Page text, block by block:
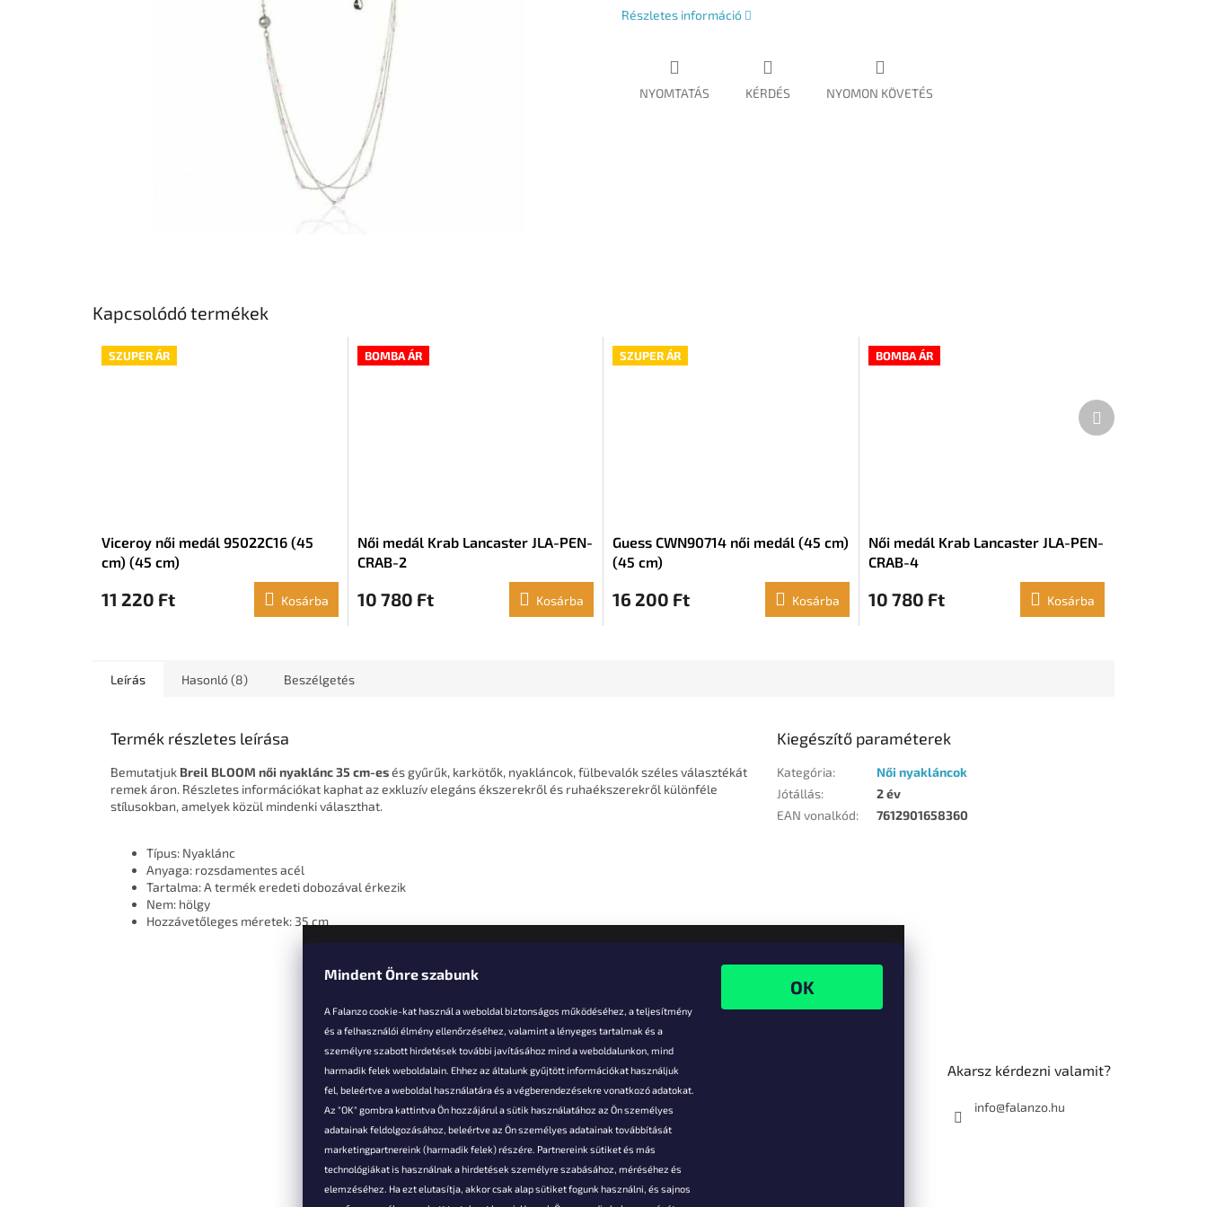
Mindent Önre szabunk
A Falanzo cookie-kat használ a weboldal biztonságos működéséhez, a teljesítmény
és a felhasználói élmény ellenőrzéséhez, valamint a lényeges tartalmak és a
személyre szabott hirdetések további javításához mind a weboldalunkon, mind
harmadik felek weboldalain. Ehhez az általunk gyűjtött információkat használjuk
fel, beleértve a weboldal használatára és a végberendezésekre vonatkozó adatokat.
Az "OK" gombra kattintva Ön hozzájárul a sütik használatához az Ön személyes
adatainak feldolgozásához, beleértve az Ön személyes adatainak továbbítását
marketingpartnereink (harmadik felek) részére. Partnereink sütiket és más
technológiákat is használnak a hirdetések személyre szabásához, méréséhez és
elemzéséhez. Ha ezt elutasítja, akkor csak alap sütiket fogunk használni, és sajnos
Részletes információ
NYOMTATÁS KÉRDÉS NYOMON KÖVETÉS
Kapcsolódó termékek
SZUPER ÁR
Viceroy női medál 95022C16 (45
cm) (45 cm)
11 220 Ft Kosárba
BOMBA ÁR
Női medál Krab Lancaster JLA-PEN-
CRAB-2
10 780 Ft Kosárba
SZUPER ÁR
Guess CWN90714 női medál (45 cm)
(45 cm)
16 200 Ft Kosárba
BOMBA ÁR
Női medál Krab Lancaster JLA-PEN-
CRAB-4
10 780 Ft Kosárba
Következő
termék
Leírás Hasonló (8) Beszélgetés
Termék részletes leírása
Bemutatjuk Breil BLOOM női nyaklánc 35 cm-esés gyűrűk, karkötők, nyakláncok, fülbevalók széles választékát
remek áron. Részletes információkat kaphat az exkluzív elegáns ékszerekről és ruhaékszerekről különféle
stílusokban, amelyek közül mindenki választhat.
Típus: Nyaklánc
Anyaga: rozsdamentes acél
Tartalma: A termék eredeti dobozával érkezik
Nem: hölgy
Hozzávetőleges méretek: 35 cm
Kiegészítő paraméterek
Kategória:
Női nyakláncok
Jótállás:
2 év
EAN vonalkód: 7612901658360
Vevőknek
Hűségkedvezmények
Szállítás és fizetés
Panaszok és áruk
visszaküldése
Általános Szerződési
Akarsz kérdezni valamit?
info@falanzo.hu